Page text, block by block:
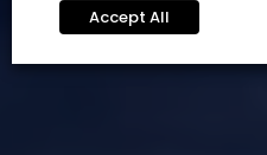
Accept All